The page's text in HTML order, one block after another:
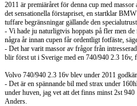
2011 är premiäråret för denna cup med
det sensationella förstapriset, en startklar
tuffare begränsningar gällande den
- Vi hade ju naturligtvis hoppats på fler men
några år innan cupen får ordentligt fotfäste,
- Det har varit massor av frågor från
blir först ut i Sverige med en 740/940 2.3 16v,
Volvo 740/940 2.3 16v blev under 2011
- Det är en spännande bil med strax under
under huven, jag vet att det finns minst 2st
Anders.